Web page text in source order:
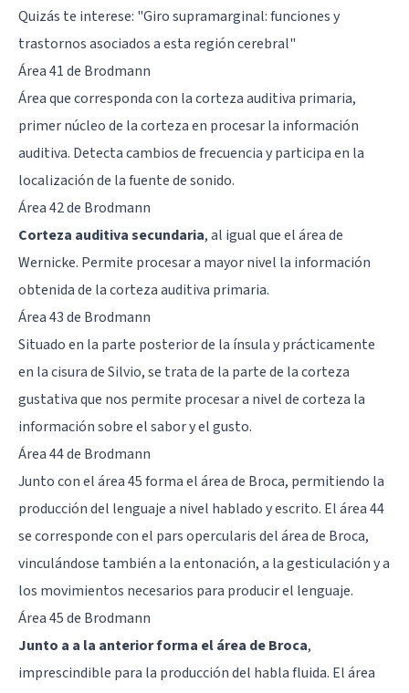
Quizás te interese: "Giro supramarginal: funciones y
trastornos asociados a esta región cerebral"
Área 41 de Brodmann
Área que corresponda con la corteza auditiva primaria,
primer núcleo de la corteza en procesar la información
auditiva. Detecta cambios de frecuencia y participa en la
localización de la fuente de sonido.
Área 42 de Brodmann
Corteza auditiva secundaria, al igual que el área de
Wernicke. Permite procesar a mayor nivel la información
obtenida de la corteza auditiva primaria.
Área 43 de Brodmann
Situado en la parte posterior de la ínsula y prácticamente
en la cisura de Silvio, se trata de la parte de la corteza
gustativa que nos permite procesar a nivel de corteza la
información sobre el sabor y el gusto.
Área 44 de Brodmann
Junto con el área 45 forma elárea de Broca, permitiendo la
producción del lenguaje a nivel hablado y escrito. El área 44
se corresponde con el pars opercularis del área de Broca,
vinculándose también a la entonación, a la gesticulación y a
los movimientos necesarios para producir el lenguaje.
Área 45 de Brodmann
Junto a a la anterior forma el área de Broca,
imprescindible para la producción del habla fluida. El área